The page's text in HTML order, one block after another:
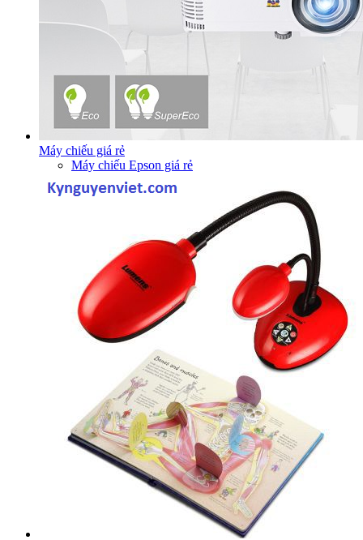
Máy chiếu giá rẻ
Máy chiếu Epson giá rẻ